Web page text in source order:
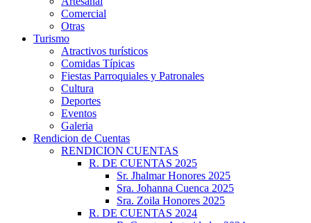
Comercial
Otras
Turismo
Atractivos turísticos
Comidas Típicas
Fiestas Parroquiales y Patronales
Cultura
Deportes
Eventos
Galeria
Rendicion de Cuentas
RENDICION CUENTAS
R. DE CUENTAS 2025
Sr. Jhalmar Honores 2025
Sra. Johanna Cuenca 2025
Sra. Zoila Honores 2025
R. DE CUENTAS 2024